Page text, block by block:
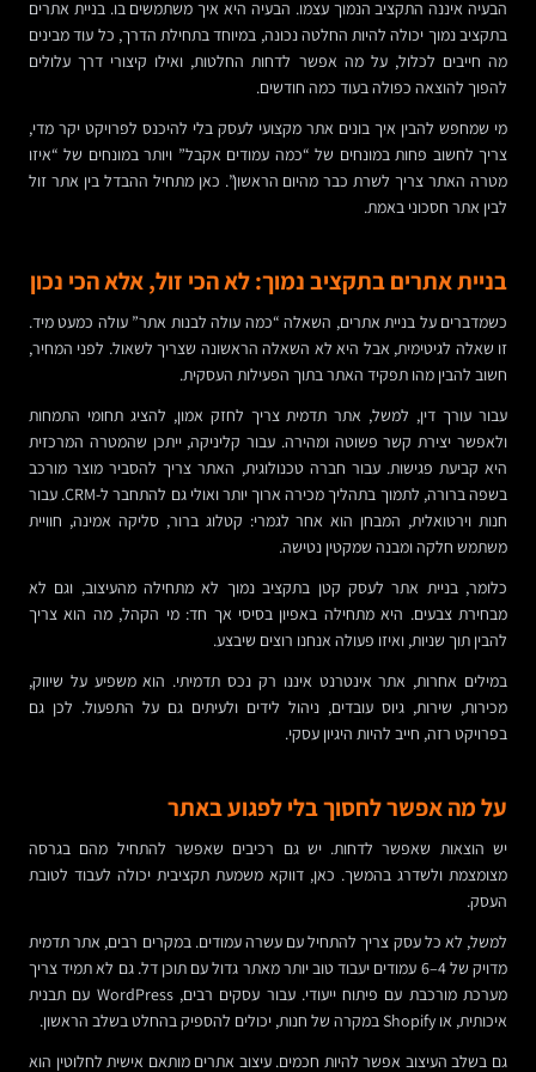
הבעיה איננה התקציב הנמוך עצמו. הבעיה היא איך משתמשים בו. בניית אתרים
בתקציב נמוך יכולה להיות החלטה נכונה, במיוחד בתחילת הדרך, כל עוד מבינים
מה חייבים לכלול, על מה אפשר לדחות החלטות, ואילו קיצורי דרך עלולים
להפוך להוצאה כפולה בעוד כמה חודשים.
מי שמחפש להבין איך בונים אתר מקצועי לעסק בלי להיכנס לפרויקט יקר מדי,
צריך לחשוב פחות במונחים של “כמה עמודים אקבל” ויותר במונחים של “איזו
מטרה האתר צריך לשרת כבר מהיום הראשון”. כאן מתחיל ההבדל בין אתר זול
לבין אתר חסכוני באמת.
בניית אתרים בתקציב נמוך: לא הכי זול, אלא הכי נכון
כשמדברים על בניית אתרים, השאלה “כמה עולה לבנות אתר” עולה כמעט מיד.
זו שאלה לגיטימית, אבל היא לא השאלה הראשונה שצריך לשאול. לפני המחיר,
חשוב להבין מהו תפקיד האתר בתוך הפעילות העסקית.
עבור עורך דין, למשל, אתר תדמית צריך לחזק אמון, להציג תחומי התמחות
ולאפשר יצירת קשר פשוטה ומהירה. עבור קליניקה, ייתכן שהמטרה המרכזית
היא קביעת פגישות. עבור חברה טכנולוגית, האתר צריך להסביר מוצר מורכב
בשפה ברורה, לתמוך בתהליך מכירה ארוך יותר ואולי גם להתחבר ל-CRM. עבור
חנות וירטואלית, המבחן הוא אחר לגמרי: קטלוג ברור, סליקה אמינה, חוויית
משתמש חלקה ומבנה שמקטין נטישה.
כלומר, בניית אתר לעסק קטן בתקציב נמוך לא מתחילה מהעיצוב, וגם לא
מבחירת צבעים. היא מתחילה באפיון בסיסי אך חד: מי הקהל, מה הוא צריך
להבין תוך שניות, ואיזו פעולה אנחנו רוצים שיבצע.
במילים אחרות, אתר אינטרנט איננו רק נכס תדמיתי. הוא משפיע על שיווק,
מכירות, שירות, גיוס עובדים, ניהול לידים ולעיתים גם על התפעול. לכן גם
בפרויקט רזה, חייב להיות היגיון עסקי.
על מה אפשר לחסוך בלי לפגוע באתר
יש הוצאות שאפשר לדחות. יש גם רכיבים שאפשר להתחיל מהם בגרסה
מצומצמת ולשדרג בהמשך. כאן, דווקא משמעת תקציבית יכולה לעבוד לטובת
העסק.
למשל, לא כל עסק צריך להתחיל עם עשרה עמודים. במקרים רבים, אתר תדמית
מדויק של 4–6 עמודים יעבוד טוב יותר מאתר גדול עם תוכן דל. גם לא תמיד צריך
מערכת מורכבת עם פיתוח ייעודי. עבור עסקים רבים, WordPress עם תבנית
איכותית, או Shopify במקרה של חנות, יכולים להספיק בהחלט בשלב הראשון.
גם בשלב העיצוב אפשר להיות חכמים. עיצוב אתרים מותאם אישית לחלוטין הוא